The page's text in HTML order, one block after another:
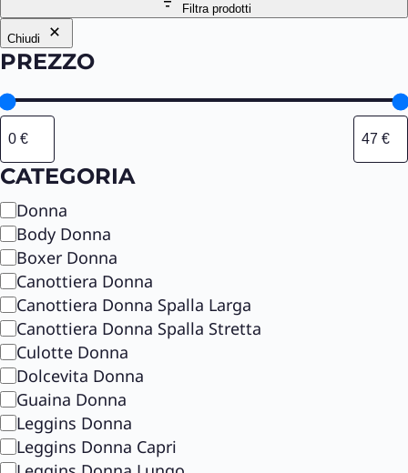
Filtra prodotti
Chiudi
PREZZO
CATEGORIA
C
a
t
e
g
o
r
i
a
Donna
Body Donna
Boxer Donna
Canottiera Donna
Canottiera Donna Spalla Larga
Canottiera Donna Spalla Stretta
Culotte Donna
Dolcevita Donna
Guaina Donna
Leggins Donna
Leggins Donna Capri